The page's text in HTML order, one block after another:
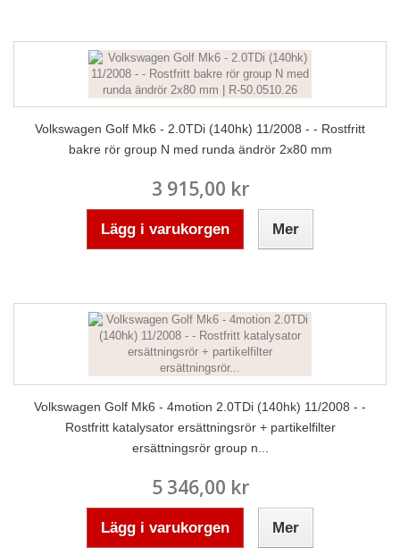
Volkswagen Golf Mk6 - 2.0TDi (140hk) 11/2008 - - Rostfritt
bakre rör group N med runda ändrör 2x80 mm
3 915,00 kr
Lägg i varukorgen Mer
Volkswagen Golf Mk6 - 4motion 2.0TDi (140hk) 11/2008 - -
Rostfritt katalysator ersättningsrör + partikelfilter
ersättningsrör group n...
5 346,00 kr
Lägg i varukorgen Mer